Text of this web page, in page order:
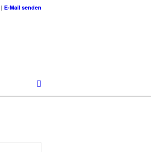
| E-Mail senden